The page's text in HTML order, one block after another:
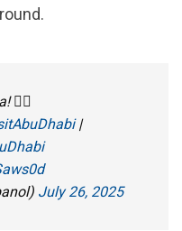
😮‍💨
|
July 26, 2025